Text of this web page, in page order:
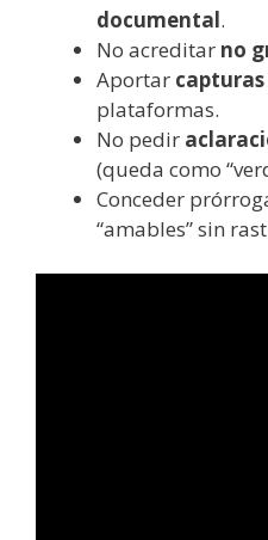
documental.
No acreditar no
Aportar
plataformas.
No pedir
(queda como
Conceder
“amables” sin